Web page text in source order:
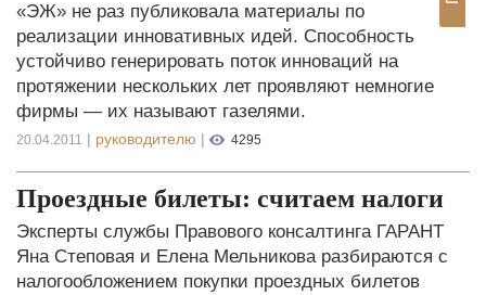
«ЭЖ» не раз публиковала материалы по
реализации инновативных идей. Способность
устойчиво генерировать поток инноваций на
протяжении нескольких лет проявляют немногие
фирмы — их называют газелями.
20.04.2011 | руководителю | 4295
Проездные билеты: считаем налоги
Эксперты службы Правового консалтинга ГАРАНТ
Яна Степовая и Елена Мельникова разбираются с
налогообложением покупки проездных билетов